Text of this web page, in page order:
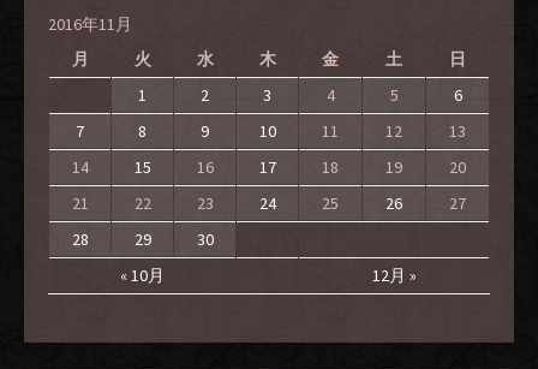
2016年11月
月
火 水 木 金 土 日
« 10月 12月 »
1 2 3 4 5
6
7
8 9 10 11 12
13
14
15 16 17 18 19
20
21
22 23 24 25 26
27
28
29 30